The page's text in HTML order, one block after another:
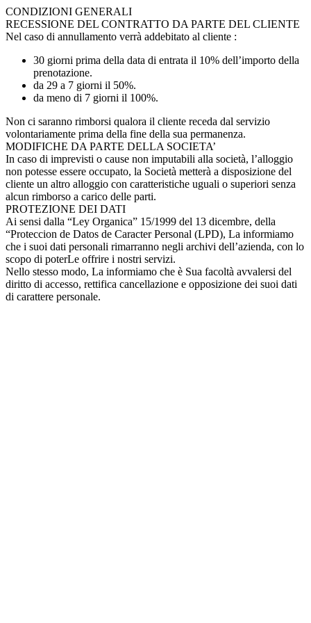
CONDIZIONI GENERALI
RECESSIONE DEL CONTRATTO DA PARTE DEL CLIENTE
Nel caso di annullamento verrà addebitato al cliente :
30 giorni prima della data di entrata il 10% dell’importo della
prenotazione.
da 29 a 7 giorni il 50%.
da meno di 7 giorni il 100%.
Non ci saranno rimborsi qualora il cliente receda dal servizio
volontariamente prima della fine della sua permanenza.
MODIFICHE DA PARTE DELLA SOCIETA’
In caso di imprevisti o cause non imputabili alla società, l’alloggio
non potesse essere occupato, la Società metterà a disposizione del
cliente un altro alloggio con caratteristiche uguali o superiori senza
alcun rimborso a carico delle parti.
PROTEZIONE DEI DATI
Ai sensi dalla “Ley Organica” 15/1999 del 13 dicembre, della
“Proteccion de Datos de Caracter Personal (LPD), La informiamo
che i suoi dati personali rimarranno negli archivi dell’azienda, con lo
scopo di poterLe offrire i nostri servizi.
Nello stesso modo, La informiamo che è Sua facoltà avvalersi del
diritto di accesso, rettifica cancellazione e opposizione dei suoi dati
di carattere personale.